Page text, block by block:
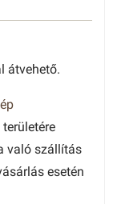
átvehető.
való szállítás
esetén